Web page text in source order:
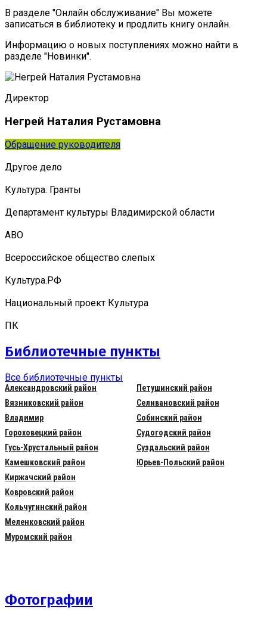
В разделе "Онлайн обслуживание" Вы можете
записаться в библиотеку и продлить книгу онлайн.
Информацию о новых поступлениях можно найти в
разделе "Новинки".
Директор
Негрей Наталия Рустамовна
Обращение руководителя
Другое дело
Культура. Гранты
Департамент культуры Владимирской области
АВО
Всероссийское общество слепых
Культура.РФ
Национальный проект Культура
ПК
Библиотечные пункты
Все библиотечные пункты
Александровский район
Вязниковский район
Владимир
Гороховецкий район
Гусь-Хрустальный район
Камешковский район
Киржачский район
Ковровский район
Кольчугинский район
Меленковский район
Муромский район
Петушинский район
Селивановский район
Собинский район
Судогодский район
Суздальский район
Юрьев-Польский район
Фотографии